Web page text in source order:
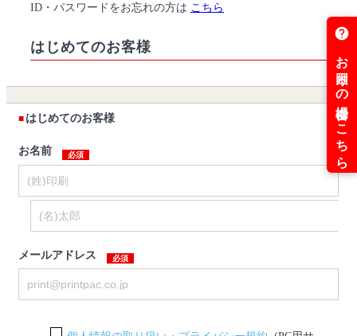
ID・パスワードをお忘れの方は こちら
はじめてのお客様
はじめてのお客様
お名前
メールアドレス